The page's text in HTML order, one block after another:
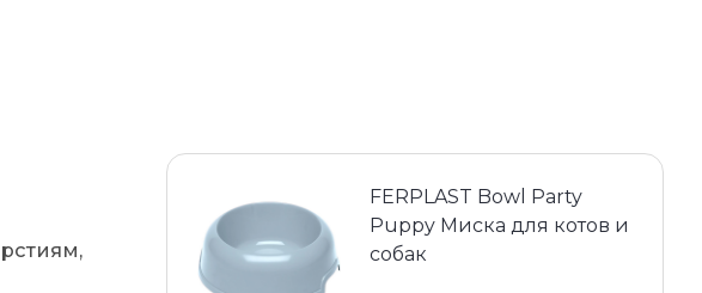
FERPLAST Bowl Party
Puppy Миска для котов и
собак